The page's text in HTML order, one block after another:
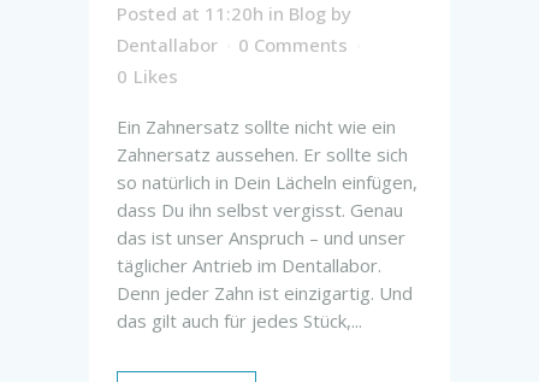
Posted at 11:20h in Blog by
Dentallabor
0 Comments
0 Likes
Ein Zahnersatz sollte nicht wie ein
Zahnersatz aussehen. Er sollte sich
so natürlich in Dein Lächeln einfügen,
dass Du ihn selbst vergisst. Genau
das ist unser Anspruch – und unser
täglicher Antrieb im Dentallabor.
Denn jeder Zahn ist einzigartig. Und
das gilt auch für jedes Stück,...